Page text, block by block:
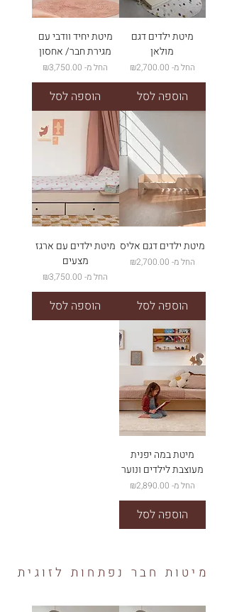
מיטת ילדים דגם
מולאן
החל מ- ₪2,700.00מחיר מבצע
הוספה לסל
מיטת יחיד וודבי עם
מגירת חבר/ אחסון
החל מ- ₪3,750.00מחיר מבצע
הוספה לסל
מיטת ילדים דגם אליס
החל מ- ₪2,700.00מחיר מבצע
הוספה לסל
מיטת ילדים עם ארגז
מצעים
החל מ- ₪3,750.00מחיר מבצע
הוספה לסל
מיטת במה יפנית
מעוצבת לילדים ונוער
החל מ- ₪2,890.00מחיר מבצע
הוספה לסל
מיטות חבר נפתחות לזוגית